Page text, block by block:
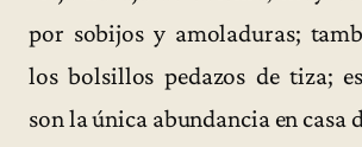
por sobijos y amoladuras;
los bolsillos pedazos de tiza;
son la única abundancia en casa